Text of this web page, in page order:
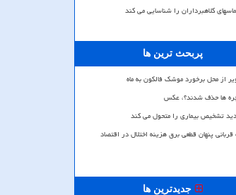
کلاهبرداران را شناسایی می کند
پربحث ترین ها
از محل برخورد موشک فالکون به ماه
ها حذف شدند؟، عکس
تشخیص بیماری را متحول می کند
قربانی پنهان قطعی برق هزینه اختلال در اقتصاد
جدیدترین ها